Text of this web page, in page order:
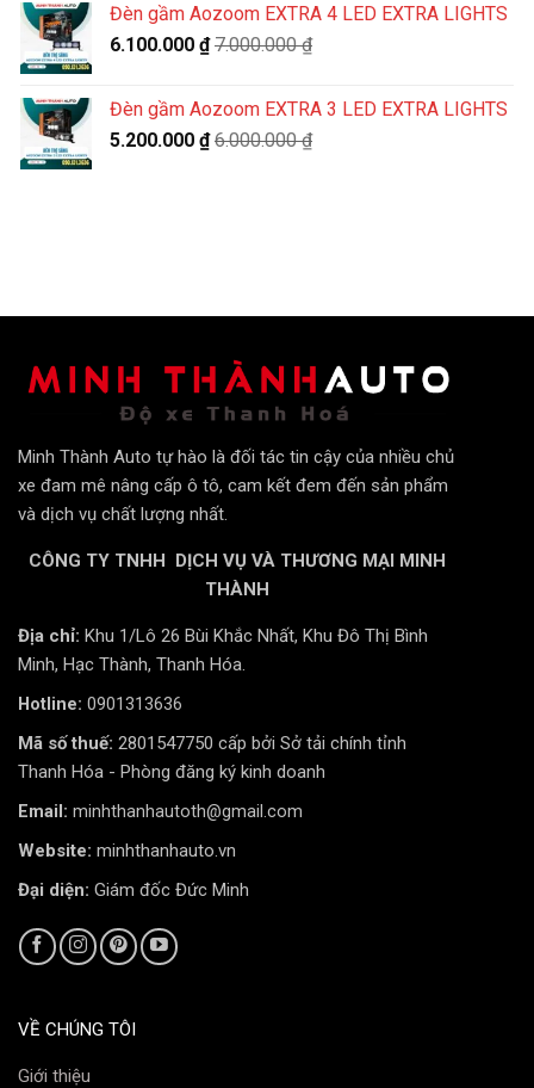
Đèn gầm Aozoom EXTRA 4 LED EXTRA LIGHTS
6.100.000 ₫ 7.000.000₫
Đèn gầm Aozoom EXTRA 3 LED EXTRA LIGHTS
5.200.000 ₫ 6.000.000₫
Minh Thành Auto tự hào là đối tác tin cậy của nhiều chủ
xe đam mê nâng cấp ô tô, cam kết đem đến sản phẩm
và dịch vụ chất lượng nhất.
CÔNG TY TNHH DỊCH VỤ VÀ THƯƠNG MẠI MINH
THÀNH
Địa chỉ: Khu 1/Lô 26 Bùi Khắc Nhất, Khu Đô Thị Bình
Minh, Hạc Thành, Thanh Hóa.
Hotline: 0901313636
Mã số thuế: 2801547750 cấp bởi Sở tải chính tỉnh
Thanh Hóa - Phòng đăng ký kinh doanh
Email: minhthanhautoth@gmail.com
Website: minhthanhauto.vn
Đại diện: Giám đốc Đức Minh
VỀ CHÚNG TÔI
Giới thiệu